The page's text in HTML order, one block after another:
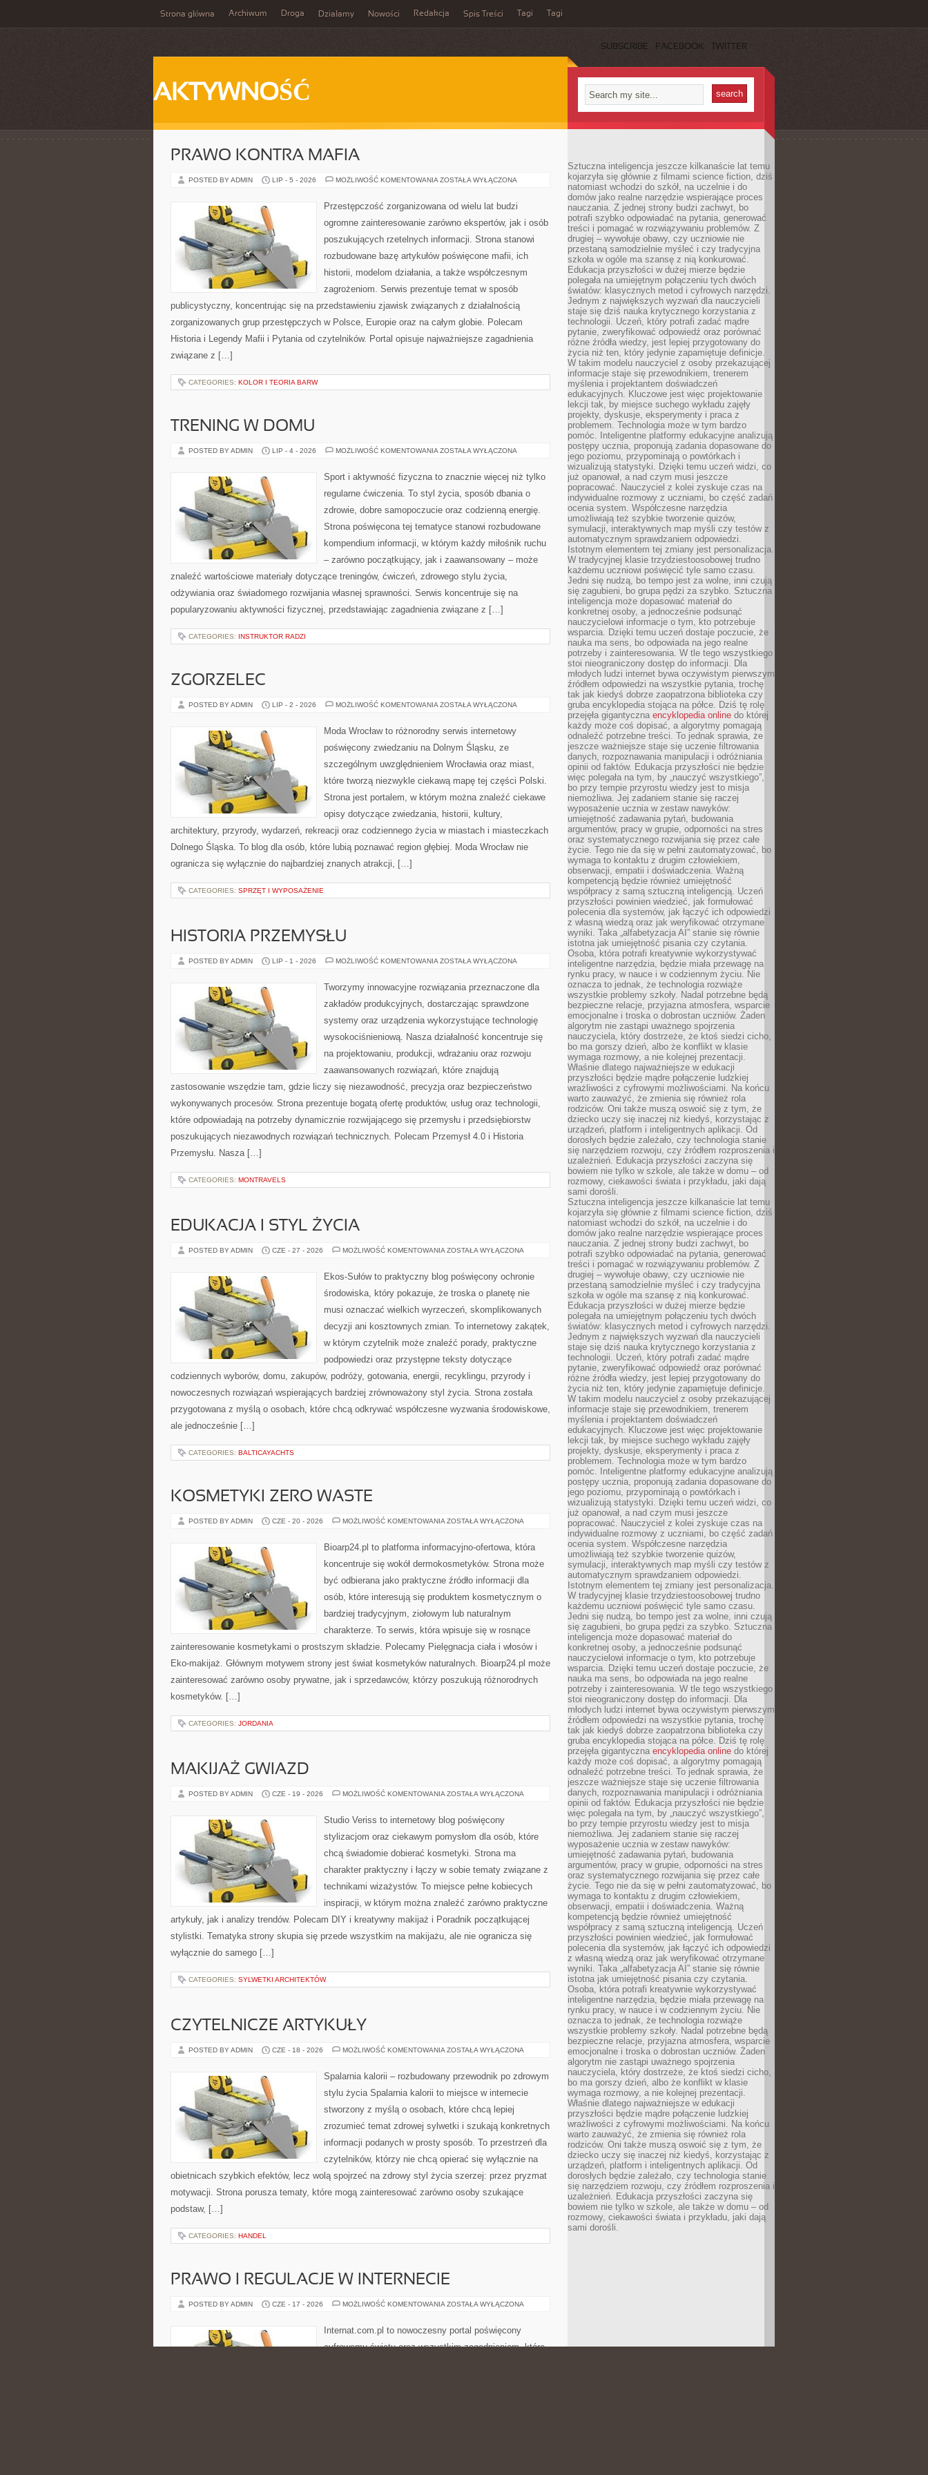
Strona główna Archiwum Droga Działamy Nowości Redakcja Spis Treści Tagi Tagi
SUBSCRIBE FACEBOOK TWITTER
AKTYWNOŚĆ
PRAWO KONTRA MAFIA
POSTED BY ADMIN LIP - 5 - 2026 MOŻLIWOŚĆ KOMENTOWANIA PRAWO
ZOSTAŁA WYŁĄCZONA
Przestępczość zorganizowana od wielu lat budzi
ogromne zainteresowanie zarówno ekspertów, jak i osób
poszukujących rzetelnych informacji. Strona stanowi
rozbudowane bazę artykułów poświęcone mafii, ich
historii, modelom działania, a także współczesnym
zagrożeniom. Serwis prezentuje temat w sposób
publicystyczny, koncentrując się na przedstawieniu zjawisk związanych z działalnością
zorganizowanych grup przestępczych w Polsce, Europie oraz na całym globie. Polecam
Historia i Legendy Mafii i Pytania od czytelników. Portal opisuje najważniejsze zagadnienia
związane z […]
CATEGORIES: KOLOR I TEORIA BARW
TRENING W DOMU
POSTED BY ADMIN LIP - 4 - 2026 MOŻLIWOŚĆ KOMENTOWANIA TRENING
ZOSTAŁA WYŁĄCZONA
Sport i aktywność fizyczna to znacznie więcej niż tylko
regularne ćwiczenia. To styl życia, sposób dbania o
zdrowie, dobre samopoczucie oraz codzienną energię.
Strona poświęcona tej tematyce stanowi rozbudowane
kompendium informacji, w którym każdy miłośnik ruchu
– zarówno początkujący, jak i zaawansowany – może
znaleźć wartościowe materiały dotyczące treningów, ćwiczeń, zdrowego stylu życia,
odżywiania oraz świadomego rozwijania własnej sprawności. Serwis koncentruje się na
popularyzowaniu aktywności fizycznej, przedstawiając zagadnienia związane z […]
CATEGORIES: INSTRUKTOR RADZI
ZGORZELEC
POSTED BY ADMIN LIP - 2 - 2026 MOŻLIWOŚĆ KOMENTOWANIA ZGORZELEC
ZOSTAŁA WYŁĄCZONA
Moda Wrocław to różnorodny serwis internetowy
poświęcony zwiedzaniu na Dolnym Śląsku, ze
szczególnym uwzględnieniem Wrocławia oraz miast,
które tworzą niezwykle ciekawą mapę tej części Polski.
Strona jest portalem, w którym można znaleźć ciekawe
opisy dotyczące zwiedzania, historii, kultury,
architektury, przyrody, wydarzeń, rekreacji oraz codziennego życia w miastach i miasteczkach
Dolnego Śląska. To blog dla osób, które lubią poznawać region głębiej. Moda Wrocław nie
ogranicza się wyłącznie do najbardziej znanych atrakcji, […]
CATEGORIES: SPRZĘT I WYPOSAŻENIE
HISTORIA PRZEMYSŁU
POSTED BY ADMIN LIP - 1 - 2026 MOŻLIWOŚĆ KOMENTOWANIA HISTORIA
ZOSTAŁA WYŁĄCZONA
Tworzymy innowacyjne rozwiązania przeznaczone dla
zakładów produkcyjnych, dostarczając sprawdzone
systemy oraz urządzenia wykorzystujące technologię
wysokociśnieniową. Nasza działalność koncentruje się
na projektowaniu, produkcji, wdrażaniu oraz rozwoju
zaawansowanych rozwiązań, które znajdują
zastosowanie wszędzie tam, gdzie liczy się niezawodność, precyzja oraz bezpieczeństwo
wykonywanych procesów. Strona prezentuje bogatą ofertę produktów, usług oraz technologii,
które odpowiadają na potrzeby dynamicznie rozwijającego się przemysłu i przedsiębiorstw
poszukujących niezawodnych rozwiązań technicznych. Polecam Przemysł 4.0 i Historia
Przemysłu. Nasza […]
CATEGORIES: MONTRAVELS
EDUKACJA I STYL ŻYCIA
POSTED BY ADMIN CZE - 27 - 2026 MOŻLIWOŚĆ KOMENTOWANIA EDUKACJA
ŻYCIA
ZOSTAŁA WYŁĄCZONA
Ekos-Sułów to praktyczny blog poświęcony ochronie
środowiska, który pokazuje, że troska o planetę nie
musi oznaczać wielkich wyrzeczeń, skomplikowanych
decyzji ani kosztownych zmian. To internetowy zakątek,
w którym czytelnik może znaleźć porady, praktyczne
podpowiedzi oraz przystępne teksty dotyczące
codziennych wyborów, domu, zakupów, podróży, gotowania, energii, recyklingu, przyrody i
nowoczesnych rozwiązań wspierających bardziej zrównoważony styl życia. Strona została
przygotowana z myślą o osobach, które chcą odkrywać współczesne wyzwania środowiskowe,
ale jednocześnie […]
CATEGORIES: BALTICAYACHTS
KOSMETYKI ZERO WASTE
POSTED BY ADMIN CZE - 20 - 2026 MOŻLIWOŚĆ KOMENTOWANIA KOSMETYKI
ZOSTAŁA WYŁĄCZONA
Bioarp24.pl to platforma informacyjno-ofertowa, która
koncentruje się wokół dermokosmetyków. Strona może
być odbierana jako praktyczne źródło informacji dla
osób, które interesują się produktem kosmetycznym o
bardziej tradycyjnym, ziołowym lub naturalnym
charakterze. To serwis, która wpisuje się w rosnące
zainteresowanie kosmetykami o prostszym składzie. Polecamy Pielęgnacja ciała i włosów i
Eko-makijaż. Głównym motywem strony jest świat kosmetyków naturalnych. Bioarp24.pl może
zainteresować zarówno osoby prywatne, jak i sprzedawców, którzy poszukują różnorodnych
kosmetyków. […]
CATEGORIES: JORDANIA
MAKIJAŻ GWIAZD
POSTED BY ADMIN CZE - 19 - 2026 MOŻLIWOŚĆ KOMENTOWANIA MAKIJAŻ
ZOSTAŁA WYŁĄCZONA
Studio Veriss to internetowy blog poświęcony
stylizacjom oraz ciekawym pomysłom dla osób, które
chcą świadomie dobierać kosmetyki. Strona ma
charakter praktyczny i łączy w sobie tematy związane z
technikami wizażystów. To miejsce pełne kobiecych
inspiracji, w którym można znaleźć zarówno praktyczne
artykuły, jak i analizy trendów. Polecam DIY i kreatywny makijaż i Poradnik początkującej
stylistki. Tematyka strony skupia się przede wszystkim na makijażu, ale nie ogranicza się
wyłącznie do samego […]
CATEGORIES: SYLWETKI ARCHITEKTÓW
CZYTELNICZE ARTYKUŁY
POSTED BY ADMIN CZE - 18 - 2026 MOŻLIWOŚĆ KOMENTOWANIA CZYTELNICZE
ZOSTAŁA WYŁĄCZONA
Spalarnia kalorii – rozbudowany przewodnik po zdrowym
stylu życia Spalarnia kalorii to miejsce w internecie
stworzony z myślą o osobach, które chcą lepiej
zrozumieć temat zdrowej sylwetki i szukają konkretnych
informacji podanych w prosty sposób. To przestrzeń dla
czytelników, którzy nie chcą opierać się wyłącznie na
obietnicach szybkich efektów, lecz wolą spojrzeć na zdrowy styl życia szerzej: przez pryzmat
motywacji. Strona porusza tematy, które mogą zainteresować zarówno osoby szukające
podstaw, […]
CATEGORIES: HANDEL
PRAWO I REGULACJE W INTERNECIE
POSTED BY ADMIN CZE - 17 - 2026 MOŻLIWOŚĆ KOMENTOWANIA PRAWO
INTERNECIE
ZOSTAŁA WYŁĄCZONA
Internat.com.pl to nowoczesny portal poświęcony
cyfrowemu światu oraz wszystkim zagadnieniom, które
Sztuczna inteligencja jeszcze kilkanaście lat temu
kojarzyła się głównie z filmami science fiction, dziś
natomiast wchodzi do szkół, na uczelnie i do
domów jako realne narzędzie wspierające proces
nauczania. Z jednej strony budzi zachwyt, bo
potrafi szybko odpowiadać na pytania, generować
treści i pomagać w rozwiązywaniu problemów. Z
drugiej – wywołuje obawy, czy uczniowie nie
przestaną samodzielnie myśleć i czy tradycyjna
szkoła w ogóle ma szansę z nią konkurować.
Edukacja przyszłości w dużej mierze będzie
polegała na umiejętnym połączeniu tych dwóch
światów: klasycznych metod i cyfrowych narzędzi.
Jednym z największych wyzwań dla nauczycieli
staje się dziś nauka krytycznego korzystania z
technologii. Uczeń, który potrafi zadać mądre
pytanie, zweryfikować odpowiedź oraz porównać
różne źródła wiedzy, jest lepiej przygotowany do
życia niż ten, który jedynie zapamiętuje definicje.
W takim modelu nauczyciel z osoby przekazującej
informacje staje się przewodnikiem, trenerem
myślenia i projektantem doświadczeń
edukacyjnych. Kluczowe jest więc projektowanie
lekcji tak, by miejsce suchego wykładu zajęły
projekty, dyskusje, eksperymenty i praca z
problemem. Technologia może w tym bardzo
pomóc. Inteligentne platformy edukacyjne analizują
postępy ucznia, proponują zadania dopasowane do
jego poziomu, przypominają o powtórkach i
wizualizują statystyki. Dzięki temu uczeń widzi, co
już opanował, a nad czym musi jeszcze
popracować. Nauczyciel z kolei zyskuje czas na
indywidualne rozmowy z uczniami, bo część zadań
ocenia system. Współczesne narzędzia
umożliwiają też szybkie tworzenie quizów,
symulacji, interaktywnych map myśli czy testów z
automatycznym sprawdzaniem odpowiedzi.
Istotnym elementem tej zmiany jest personalizacja.
W tradycyjnej klasie trzydziestoosobowej trudno
każdemu uczniowi poświęcić tyle samo czasu.
Jedni się nudzą, bo tempo jest za wolne, inni czują
się zagubieni, bo grupa pędzi za szybko. Sztuczna
inteligencja może dopasować materiał do
konkretnej osoby, a jednocześnie podsunąć
nauczycielowi informacje o tym, kto potrzebuje
wsparcia. Dzięki temu uczeń dostaje poczucie, że
nauka ma sens, bo odpowiada na jego realne
potrzeby i zainteresowania. W tle tego wszystkiego
stoi nieograniczony dostęp do informacji. Dla
młodych ludzi internet bywa oczywistym pierwszym
źródłem odpowiedzi na wszystkie pytania, trochę
tak jak kiedyś dobrze zaopatrzona biblioteka czy
gruba encyklopedia stojąca na półce. Dziś tę rolę
przejęła gigantyczna encyklopedia online do której
każdy może coś dopisać, a algorytmy pomagają
odnaleźć potrzebne treści. To jednak sprawia, że
jeszcze ważniejsze staje się uczenie filtrowania
danych, rozpoznawania manipulacji i odróżniania
opinii od faktów. Edukacja przyszłości nie będzie
więc polegała na tym, by „nauczyć wszystkiego”,
bo przy tempie przyrostu wiedzy jest to misja
niemożliwa. Jej zadaniem stanie się raczej
wyposażenie ucznia w zestaw nawyków:
umiejętność zadawania pytań, budowania
argumentów, pracy w grupie, odporności na stres
oraz systematycznego rozwijania się przez całe
życie. Tego nie da się w pełni zautomatyzować, bo
wymaga to kontaktu z drugim człowiekiem,
obserwacji, empatii i doświadczenia. Ważną
kompetencją będzie również umiejętność
współpracy z samą sztuczną inteligencją. Uczeń
przyszłości powinien wiedzieć, jak formułować
polecenia dla systemów, jak łączyć ich odpowiedzi
z własną wiedzą oraz jak weryfikować otrzymane
wyniki. Taka „alfabetyzacja AI” stanie się równie
istotna jak umiejętność pisania czy czytania.
Osoba, która potrafi kreatywnie wykorzystywać
inteligentne narzędzia, będzie miała przewagę na
rynku pracy, w nauce i w codziennym życiu. Nie
oznacza to jednak, że technologia rozwiąże
wszystkie problemy szkoły. Nadal potrzebne będą
bezpieczne relacje, przyjazna atmosfera, wsparcie
emocjonalne i troska o dobrostan uczniów. Żaden
algorytm nie zastąpi uważnego spojrzenia
nauczyciela, który dostrzeże, że ktoś siedzi cicho,
bo ma gorszy dzień, albo że konflikt w klasie
wymaga rozmowy, a nie kolejnej prezentacji.
Właśnie dlatego najważniejsze w edukacji
przyszłości będzie mądre połączenie ludzkiej
wrażliwości z cyfrowymi możliwościami. Na końcu
warto zauważyć, że zmienia się również rola
rodziców. Oni także muszą oswoić się z tym, że
dziecko uczy się inaczej niż kiedyś, korzystając z
urządzeń, platform i inteligentnych aplikacji. Od
dorosłych będzie zależało, czy technologia stanie
się narzędziem rozwoju, czy źródłem rozproszenia i
uzależnień. Edukacja przyszłości zaczyna się
bowiem nie tylko w szkole, ale także w domu – od
rozmowy, ciekawości świata i przykładu, jaki dają
sami dorośli.
Sztuczna inteligencja jeszcze kilkanaście lat temu
kojarzyła się głównie z filmami science fiction, dziś
natomiast wchodzi do szkół, na uczelnie i do
domów jako realne narzędzie wspierające proces
nauczania. Z jednej strony budzi zachwyt, bo
potrafi szybko odpowiadać na pytania, generować
treści i pomagać w rozwiązywaniu problemów. Z
drugiej – wywołuje obawy, czy uczniowie nie
przestaną samodzielnie myśleć i czy tradycyjna
szkoła w ogóle ma szansę z nią konkurować.
Edukacja przyszłości w dużej mierze będzie
polegała na umiejętnym połączeniu tych dwóch
światów: klasycznych metod i cyfrowych narzędzi.
Jednym z największych wyzwań dla nauczycieli
staje się dziś nauka krytycznego korzystania z
technologii. Uczeń, który potrafi zadać mądre
pytanie, zweryfikować odpowiedź oraz porównać
różne źródła wiedzy, jest lepiej przygotowany do
życia niż ten, który jedynie zapamiętuje definicje.
W takim modelu nauczyciel z osoby przekazującej
informacje staje się przewodnikiem, trenerem
myślenia i projektantem doświadczeń
edukacyjnych. Kluczowe jest więc projektowanie
lekcji tak, by miejsce suchego wykładu zajęły
projekty, dyskusje, eksperymenty i praca z
problemem. Technologia może w tym bardzo
pomóc. Inteligentne platformy edukacyjne analizują
postępy ucznia, proponują zadania dopasowane do
jego poziomu, przypominają o powtórkach i
wizualizują statystyki. Dzięki temu uczeń widzi, co
już opanował, a nad czym musi jeszcze
popracować. Nauczyciel z kolei zyskuje czas na
indywidualne rozmowy z uczniami, bo część zadań
ocenia system. Współczesne narzędzia
umożliwiają też szybkie tworzenie quizów,
symulacji, interaktywnych map myśli czy testów z
automatycznym sprawdzaniem odpowiedzi.
Istotnym elementem tej zmiany jest personalizacja.
W tradycyjnej klasie trzydziestoosobowej trudno
każdemu uczniowi poświęcić tyle samo czasu.
Jedni się nudzą, bo tempo jest za wolne, inni czują
się zagubieni, bo grupa pędzi za szybko. Sztuczna
inteligencja może dopasować materiał do
konkretnej osoby, a jednocześnie podsunąć
nauczycielowi informacje o tym, kto potrzebuje
wsparcia. Dzięki temu uczeń dostaje poczucie, że
nauka ma sens, bo odpowiada na jego realne
potrzeby i zainteresowania. W tle tego wszystkiego
stoi nieograniczony dostęp do informacji. Dla
młodych ludzi internet bywa oczywistym pierwszym
źródłem odpowiedzi na wszystkie pytania, trochę
tak jak kiedyś dobrze zaopatrzona biblioteka czy
gruba encyklopedia stojąca na półce. Dziś tę rolę
przejęła gigantyczna encyklopedia online do której
każdy może coś dopisać, a algorytmy pomagają
odnaleźć potrzebne treści. To jednak sprawia, że
jeszcze ważniejsze staje się uczenie filtrowania
danych, rozpoznawania manipulacji i odróżniania
opinii od faktów. Edukacja przyszłości nie będzie
więc polegała na tym, by „nauczyć wszystkiego”,
bo przy tempie przyrostu wiedzy jest to misja
niemożliwa. Jej zadaniem stanie się raczej
wyposażenie ucznia w zestaw nawyków:
umiejętność zadawania pytań, budowania
argumentów, pracy w grupie, odporności na stres
oraz systematycznego rozwijania się przez całe
życie. Tego nie da się w pełni zautomatyzować, bo
wymaga to kontaktu z drugim człowiekiem,
obserwacji, empatii i doświadczenia. Ważną
kompetencją będzie również umiejętność
współpracy z samą sztuczną inteligencją. Uczeń
przyszłości powinien wiedzieć, jak formułować
polecenia dla systemów, jak łączyć ich odpowiedzi
z własną wiedzą oraz jak weryfikować otrzymane
wyniki. Taka „alfabetyzacja AI” stanie się równie
istotna jak umiejętność pisania czy czytania.
Osoba, która potrafi kreatywnie wykorzystywać
inteligentne narzędzia, będzie miała przewagę na
rynku pracy, w nauce i w codziennym życiu. Nie
oznacza to jednak, że technologia rozwiąże
wszystkie problemy szkoły. Nadal potrzebne będą
bezpieczne relacje, przyjazna atmosfera, wsparcie
emocjonalne i troska o dobrostan uczniów. Żaden
algorytm nie zastąpi uważnego spojrzenia
nauczyciela, który dostrzeże, że ktoś siedzi cicho,
bo ma gorszy dzień, albo że konflikt w klasie
wymaga rozmowy, a nie kolejnej prezentacji.
Właśnie dlatego najważniejsze w edukacji
przyszłości będzie mądre połączenie ludzkiej
wrażliwości z cyfrowymi możliwościami. Na końcu
warto zauważyć, że zmienia się również rola
rodziców. Oni także muszą oswoić się z tym, że
dziecko uczy się inaczej niż kiedyś, korzystając z
urządzeń, platform i inteligentnych aplikacji. Od
dorosłych będzie zależało, czy technologia stanie
się narzędziem rozwoju, czy źródłem rozproszenia i
uzależnień. Edukacja przyszłości zaczyna się
bowiem nie tylko w szkole, ale także w domu – od
rozmowy, ciekawości świata i przykładu, jaki dają
sami dorośli.